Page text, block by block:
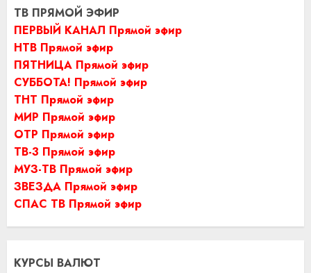
ТВ ПРЯМОЙ ЭФИР
ПЕРВЫЙ КАНАЛ Прямой эфир
НТВ Прямой эфир
ПЯТНИЦА Прямой эфир
СУББОТА! Прямой эфир
ТНТ Прямой эфир
МИР Прямой эфир
ОТР Прямой эфир
ТВ-3 Прямой эфир
МУЗ-ТВ Прямой эфир
ЗВЕЗДА Прямой эфир
СПАС ТВ Прямой эфир
КУРСЫ ВАЛЮТ